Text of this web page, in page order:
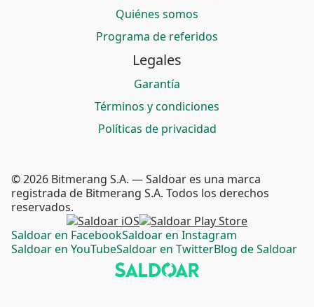
Quiénes somos
Programa de referidos
Legales
Garantía
Términos y condiciones
Políticas de privacidad
Saldoar en FacebookSaldoar en Instagram
Saldoar en YouTubeSaldoar en TwitterBlog de Saldoar
© 2026 Bitmerang S.A. — Saldoar es una marca
registrada de Bitmerang S.A. Todos los derechos
reservados.